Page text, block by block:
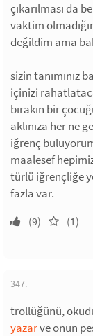
çıkarılması da
vaktim
değildim ama
sizin tanımınız
içinizi
bırakın bir
aklınıza her ne
iğrenç
maalesef
türlü iğrençliğe
fazla var.
(9) (1)
347.
trollüğünü,
yazarve onun